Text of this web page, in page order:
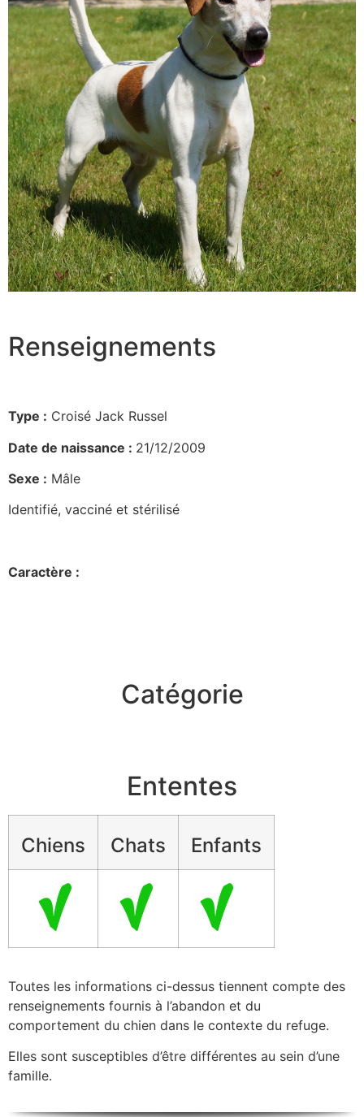
Renseignements
Type : Croisé Jack Russel
Date de naissance : 21/12/2009
Sexe : Mâle
Identifié, vacciné et stérilisé
Caractère :
Catégorie
Ententes
Chiens Chats Enfants
Toutes les informations ci-dessus tiennent compte des
renseignements fournis à l’abandon et du
comportement du chien dans le contexte du refuge.
Elles sont susceptibles d’être différentes au sein d’une
famille.